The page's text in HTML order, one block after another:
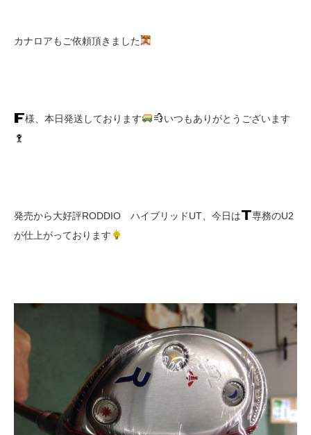
カナロアもご依頼頂きました
様、本日発送しております いつもありがとうございます
発売から大好評RODDIO ハイブリッドUT、今日は
専務のU2
が仕上がっております